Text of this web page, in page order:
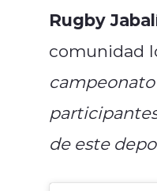
Rugby
comunidad
campeonato
de este